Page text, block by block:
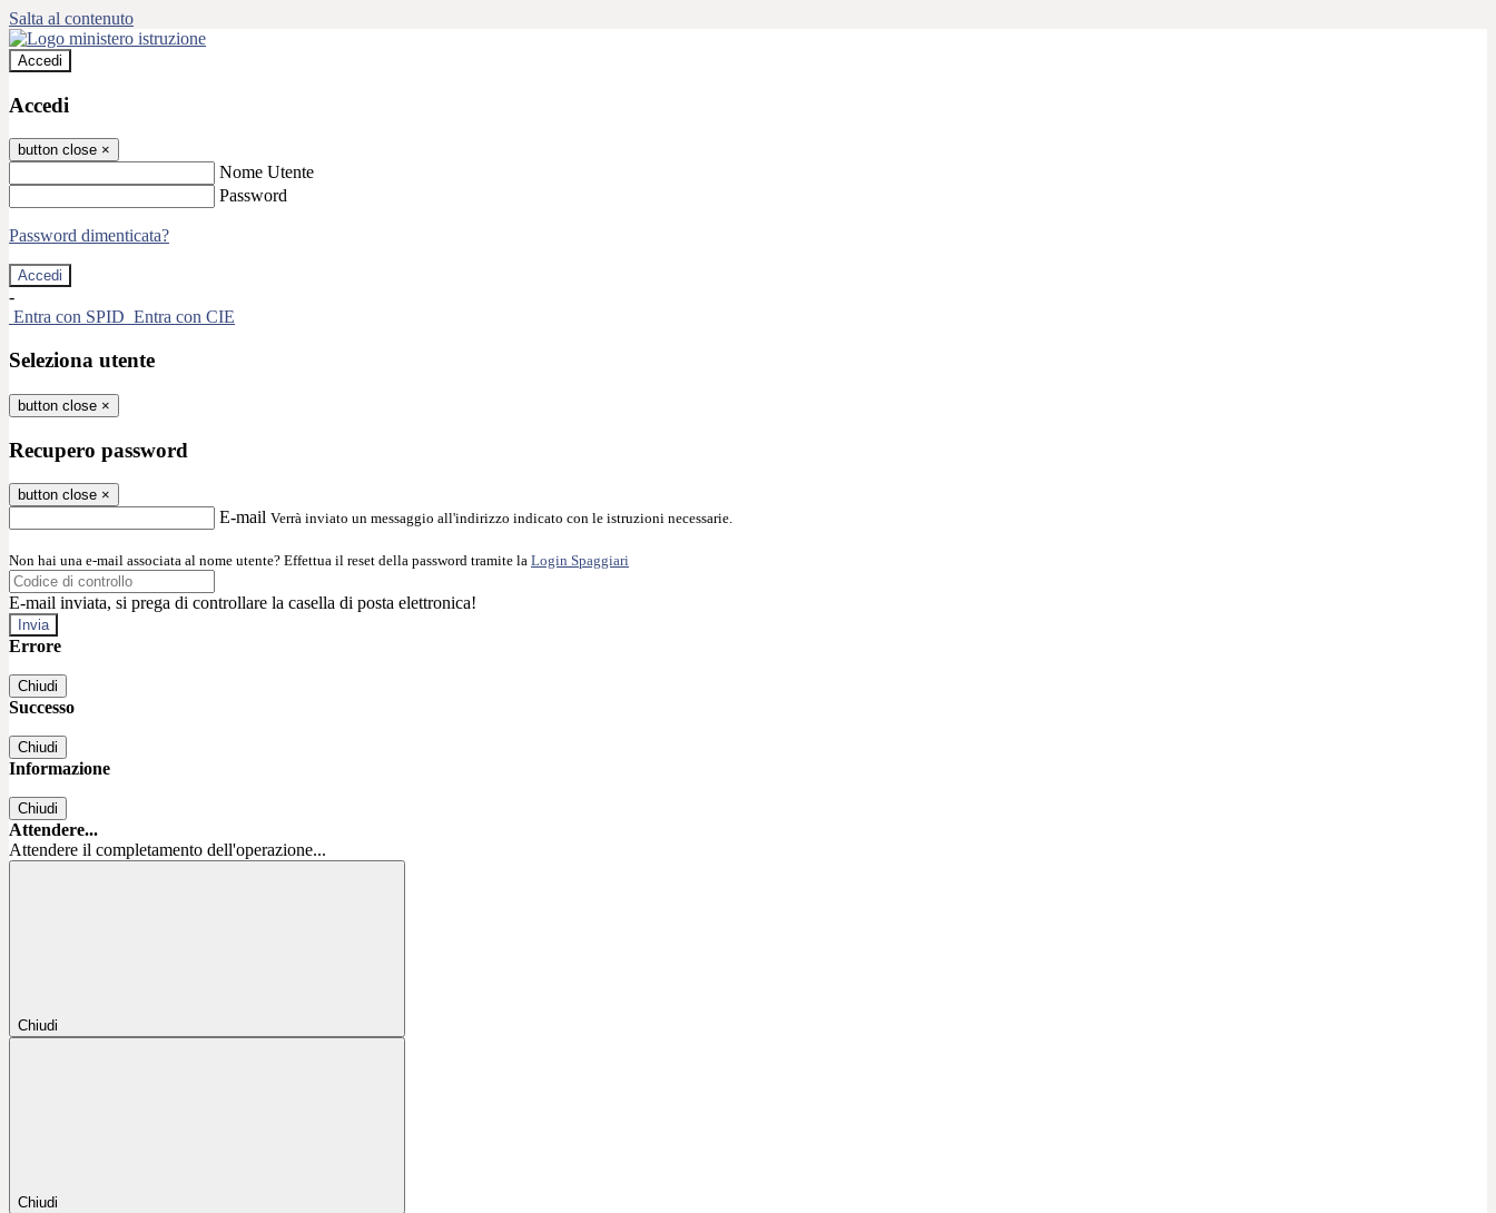
Salta al contenuto
Accedi
Accedi
button close ×
Nome Utente
Password
Password dimenticata?
-
Entra con SPID Entra con CIE
Seleziona utente
button close ×
Recupero password
button close ×
E-mail Verrà inviato un messaggio all'indirizzo indicato con le istruzioni necessarie.
Non hai una e-mail associata al nome utente? Effettua il reset della password tramite la Login Spaggiari
E-mail inviata, si prega di controllare la casella di posta elettronica!
Errore
Chiudi
Successo
Chiudi
Informazione
Chiudi
Attendere...
Attendere il completamento dell'operazione...
Chiudi
Chiudi